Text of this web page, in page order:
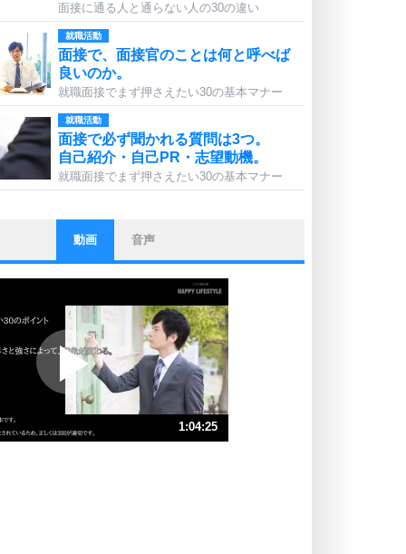
面接に通る人と通らない人の30の違い
就職活動
面接で、面接官のことは何と呼べば
良いのか。
就職面接でまず押さえたい30の基本マナー
就職活動
面接で必ず聞かれる質問は3つ。
自己紹介・自己PR・志望動機。
就職面接でまず押さえたい30の基本マナー
ストレス対策
他人と比べない。
いっそのこと、他人を見ない。
プラス思考
ポジティブになれない原因は、行動
しないから。
ポジティブ思考になる30の方法
ストレス対策
人生、なんとかなるもの。
動画 音声
1:04:25